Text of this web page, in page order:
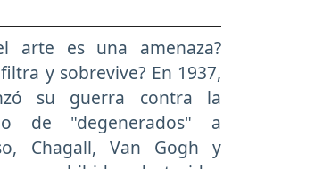
arte es una amenaza?
y sobrevive? En 1937,
su guerra contra la
de "degenerados" a
Chagall, Van Gogh y